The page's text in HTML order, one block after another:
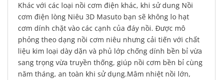
Khác với các loại nồi cơm điện khác, khi sử dung Nồi
cơm điện lòng Niêu 3D Masuto bạn sẽ không lo hạt
cơm dính chặt vào các cạnh của đáy nồi. Được mô
phỏng theo dạng nồi cơm niêu nhưng cải tiến với chất
liệu kim loại dày dặn và phủ lớp chống dính bền bỉ vừa
sang trọng vừa truyền thống, giúp nồi cơm bền bỉ cùng
năm tháng, an toàn khi sử dụng.Mâm nhiệt nồi lớn,